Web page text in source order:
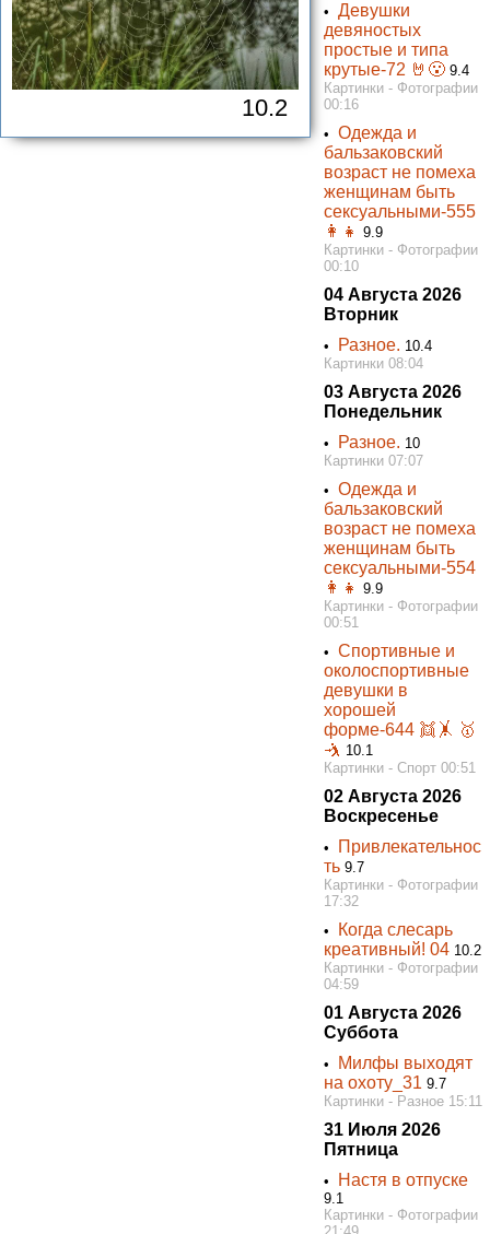
10.2
•Девушки
девяностых
простые и типа
крутые-72 🤘😮 9.4
Картинки - Фотографии
00:16
•Одежда и
бальзаковский
возраст не помеха
женщинам быть
сексуальными-555
👩👧 9.9
Картинки - Фотографии
00:10
04 Августа 2026
Вторник
• Разное. 10.4
Картинки 08:04
03 Августа 2026
Понедельник
• Разное. 10
Картинки 07:07
•Одежда и
бальзаковский
возраст не помеха
женщинам быть
сексуальными-554
👩👧 9.9
Картинки - Фотографии
00:51
•Спортивные и
околоспортивные
девушки в
хорошей
форме-644 👯‍🤸 🥇
🤺 10.1
Картинки - Спорт 00:51
02 Августа 2026
Воскресенье
•
Привлекательнос
ть 9.7
Картинки - Фотографии
17:32
•
Когда слесарь
креативный! 04 10.2
Картинки - Фотографии
04:59
01 Августа 2026
Суббота
•
Милфы выходят
на охоту_31 9.7
Картинки - Разное 15:11
31 Июля 2026
Пятница
• Настя в отпуске
9.1
Картинки - Фотографии